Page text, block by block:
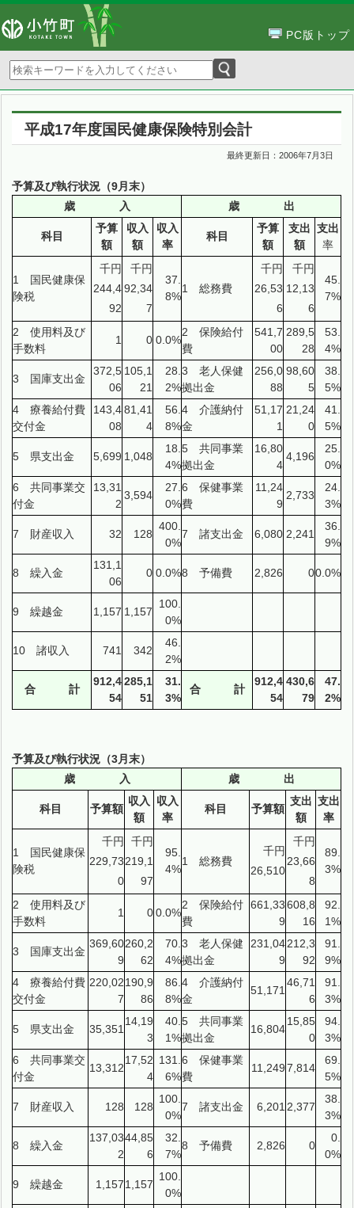
PC版トップ
平成17年度国民健康保険特別会計
最終更新日：2006年7月3日
予算及び執行状況（9月末）
歳 入
歳 出
科目
予算
額
収入
額
収入
率
科目
予算
額
支出
額
支出
率
1 国民健康保
険税
千円
244,4
92
千円
92,34
7
37.
8%
1 総務費
千円
26,53
6
千円
12,13
6
45.
7%
2 使用料及び
手数料
1 0 0.0%
2 保険給付
費
541,7
00
289,5
28
53.
4%
3 国庫支出金
372,5
06
105,1
21
28.
2%
3 老人保健
拠出金
256,0
88
98,60
5
38.
5%
4 療養給付費
交付金
143,4
08
81,41
4
56.
8%
4 介護納付
金
51,17
1
21,24
0
41.
5%
5 県支出金 5,699 1,048
18.
4%
5 共同事業
拠出金
16,80
4
4,196
25.
0%
6 共同事業交
付金
13,31
2
3,594
27.
0%
6 保健事業
費
11,24
9
2,733
24.
3%
7 財産収入 32 128
400.
0%
7 諸支出金 6,080 2,241
36.
9%
8 繰入金
131,1
06
0 0.0%8 予備費 2,826 00.0%
9 繰越金 1,157 1,157
100.
0%
10 諸収入 741 342
46.
2%
合 計
912,4
54
285,1
51
31.
3%
合 計
912,4
54
430,6
79
47.
2%
予算及び執行状況（3月末）
歳 入
歳 出
科目 予算額
収入
額
収入
率
科目 予算額
支出
額
支出
率
1 国民健康保
険税
千円
229,73
0
千円
219,1
97
95.
4%
1 総務費
千円
26,510
千円
23,66
8
89.
3%
2 使用料及び
手数料
1 0 0.0%
2 保険給付
費
661,33
9
608,8
16
92.
1%
3 国庫支出金
369,60
9
260,2
62
70.
4%
3 老人保健
拠出金
231,04
9
212,3
92
91.
9%
4 療養給付費
交付金
220,02
7
190,9
86
86.
8%
4 介護納付
金
51,171
46,71
6
91.
3%
5 県支出金 35,351
14,19
3
40.
1%
5 共同事業
拠出金
16,804
15,85
0
94.
3%
6 共同事業交
付金
13,312
17,52
4
131.
6%
6 保健事業
費
11,249 7,814
69.
5%
7 財産収入 128 128
100.
0%
7 諸支出金 6,201 2,377
38.
3%
8 繰入金
137,03
2
44,85
6
32.
7%
8 予備費 2,826 0
0.
0%
9 繰越金 1,1571,157
100.
0%